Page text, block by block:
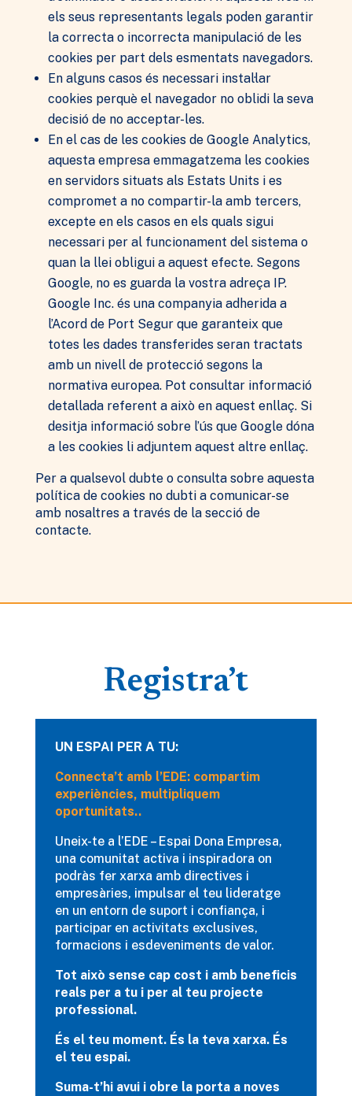
els seus representants legals poden garantir
la correcta o incorrecta manipulació de les
cookies per part dels esmentats navegadors.
En alguns casos és necessari instal·lar
cookies perquè el navegador no oblidi la seva
decisió de no acceptar-les.
En el cas de les cookies de Google Analytics,
aquesta empresa emmagatzema les cookies
en servidors situats als Estats Units i es
compromet a no compartir-la amb tercers,
excepte en els casos en els quals sigui
necessari per al funcionament del sistema o
quan la llei obligui a aquest efecte. Segons
Google, no es guarda la vostra adreça IP.
Google Inc. és una companyia adherida a
l’Acord de Port Segur que garanteix que
totes les dades transferides seran tractats
amb un nivell de protecció segons la
normativa europea. Pot consultar informació
detallada referent a això en aquest enllaç. Si
desitja informació sobre l’ús que Google dóna
a les cookies li adjuntem aquest altre enllaç.
Per a qualsevol dubte o consulta sobre aquesta
política de cookies no dubti a comunicar-se
amb nosaltres a través de la secció de
contacte.
Registra’t
UN ESPAI PER A TU:
Connecta’t amb l’EDE: compartim
experiències, multipliquem
oportunitats..
Uneix-te a l’EDE – Espai Dona Empresa,
una comunitat activa i inspiradora on
podràs fer xarxa amb directives i
empresàries, impulsar el teu lideratge
en un entorn de suport i confiança, i
participar en activitats exclusives,
formacions i esdeveniments de valor.
Tot això sense cap cost i amb beneficis
reals per a tu i per al teu projecte
professional.
És el teu moment. És la teva xarxa. És
el teu espai.
Suma-t’hi avui i obre la porta a noves